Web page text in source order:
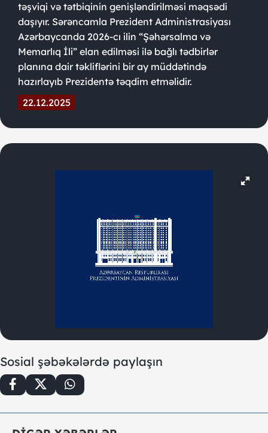
təşviqi və tətbiqinin genişləndirilməsi məqsədi
daşıyır. Sərəncamla Prezident Administrasiyası
Azərbaycanda 2026-cı ilin “Şəhərsalma və
Memarlıq İli” elan edilməsi ilə bağlı tədbirlər
planına dair təkliflərini bir ay müddətində
hazırlayıb Prezidentə təqdim etməlidir.
22.12.2025
Sosial şəbəkələrdə paylaşın